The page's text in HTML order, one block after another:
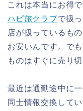
これは本当にお得で
ハピ旅クラブで扱
店が扱っているも
お安いんです。で
ものはすぐに売り
最近は通勤途中に
同士情報交換してい